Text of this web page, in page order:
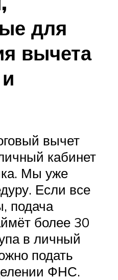
для
вычета
вычет
кабинет
Мы уже
Если все
подача
более 30
в личный
подать
ФНС.